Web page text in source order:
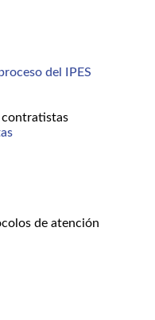
del IPES
contratistas
de atención